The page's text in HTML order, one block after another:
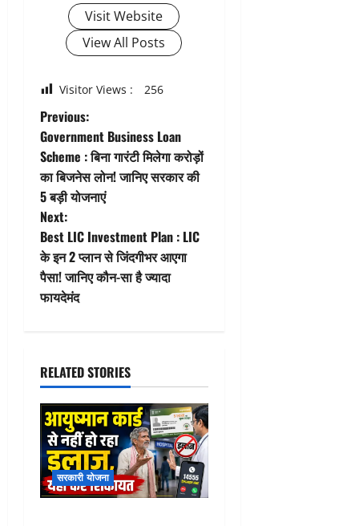
Visit Website
View All Posts
Visitor Views : 256
P
o
s
t
n
a
i
g
a
t
i
Previous:
Government Business Loan
Scheme : बिना गारंटी मिलेगा करोड़ों
का बिजनेस लोन! जानिए सरकार की
5 बड़ी योजनाएं
Next:
Best LIC Investment Plan : LIC
के इन 2 प्लान से जिंदगीभर आएगा
पैसा! जानिए कौन-सा है ज्यादा
फायदेमंद
RELATED STORIES
सरकारी योजना